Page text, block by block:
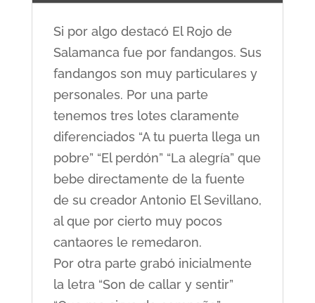
Si por algo destacó El Rojo de
Salamanca fue por fandangos. Sus
fandangos son muy particulares y
personales. Por una parte
tenemos tres lotes claramente
diferenciados “A tu puerta llega un
pobre” “El perdón” “La alegría” que
bebe directamente de la fuente
de su creador Antonio El Sevillano,
al que por cierto muy pocos
cantaores le remedaron.
Por otra parte grabó inicialmente
la letra “Son de callar y sentir”